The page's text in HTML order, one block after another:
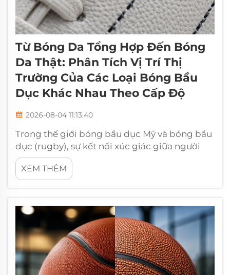
Từ Bóng Da Tổng Hợp Đến Bóng
Da Thật: Phân Tích Vị Trí Thị
Trường Của Các Loại Bóng Bầu
Dục Khác Nhau Theo Cấp Độ
2026-08-04 11:13:40
Trong thế giới bóng bầu dục Mỹ và bóng bầu
dục (rugby), sự kết nối xúc giác giữa người
chơi và quả bóng là yếu tố then chốt. Đối với
một quarterback hay một fly-half, độ bám,
trọng lượng và đường chỉ khâu (lacing) của
chuyên gia mua hàng B2B, việc...
XEM THÊM